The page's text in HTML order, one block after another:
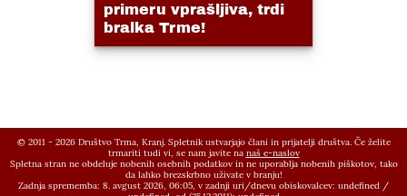
primeru vprašljiva, trdi
bralka Trme!
© 2011 - 2026 Društvo Trma, Kranj. Spletnik ustvarjajo člani in prijatelji društva. Če želite
trmariti tudi vi, se nam javite na naš e-naslov
Spletna stran ne obdeluje nobenih osebnih podatkov in ne uporablja nobenih piškotov, tako
da lahko brezskrbno uživate v branju!
Zadnja sprememba: 8. avgust 2026, 06:05, v zadnji uri/dnevu obiskovalcev: undefined /